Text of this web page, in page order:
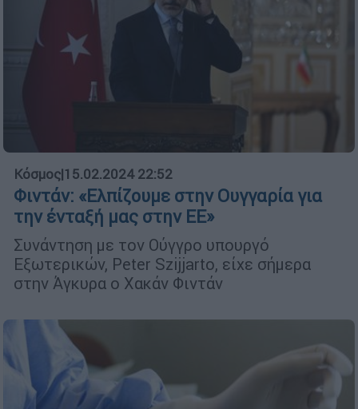
Κόσμος|15.02.2024 22:52
Φιντάν: «Ελπίζουμε στην Ουγγαρία για
την ένταξή μας στην ΕΕ»
Συνάντηση με τον Ούγγρο υπουργό
Εξωτερικών, Peter Szijjarto, είχε σήμερα
στην Άγκυρα ο Χακάν Φιντάν